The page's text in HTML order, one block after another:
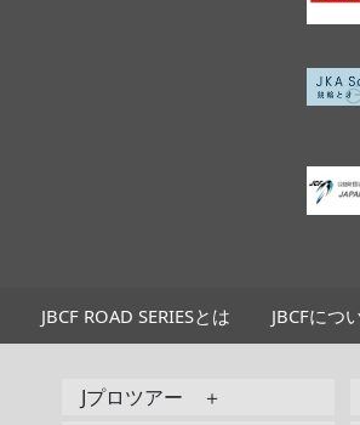
JBCF ROAD SERIESとは JBCFにつ
Jプロツアー ＋